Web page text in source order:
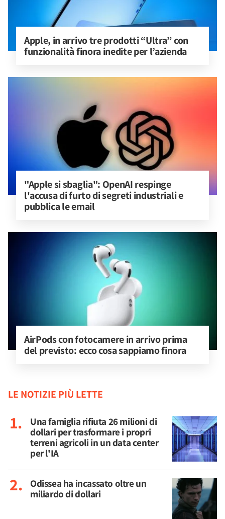
Apple, in arrivo tre prodotti “Ultra” con
funzionalità finora inedite per l’azienda
"Apple si sbaglia": OpenAI respinge
l'accusa di furto di segreti industriali e
pubblica le email
AirPods con fotocamere in arrivo prima
del previsto: ecco cosa sappiamo finora
LE NOTIZIE PIÙ LETTE
Una famiglia rifiuta 26 milioni di
dollari per trasformare i propri
terreni agricoli in un data center
per l'IA
Odissea ha incassato oltre un
miliardo di dollari